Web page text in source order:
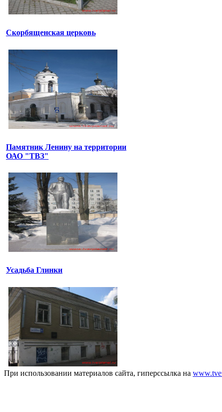
Скорбященская церковь
Памятник Ленину на территории
ОАО "ТВЗ"
Усадьба Глинки
При использовании материалов сайта, гиперссылка на